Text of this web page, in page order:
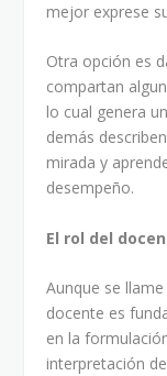
mejor exprese
Otra opción es
compartan
lo cual genera
demás
mirada y
desempeño.
El rol del
Aunque se
docente es
en la
interpretación